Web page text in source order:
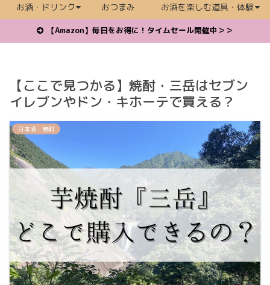
お酒・ドリンク おつまみ お酒を楽しむ道具・体験
【Amazon】毎日をお得に！タイムセール開催中＞＞
【ここで見つかる】焼酎・三岳はセブン
イレブンやドン・キホーテで買える？
日本酒・焼酎